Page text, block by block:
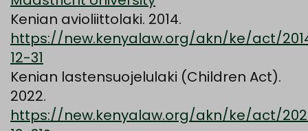
Kenian avioliittolaki. 2014.
https://new.kenyalaw.org/akn/ke/act/
12-31
Kenian lastensuojelulaki (Children Act).
2022.
https://new.kenyalaw.org/akn/ke/act/